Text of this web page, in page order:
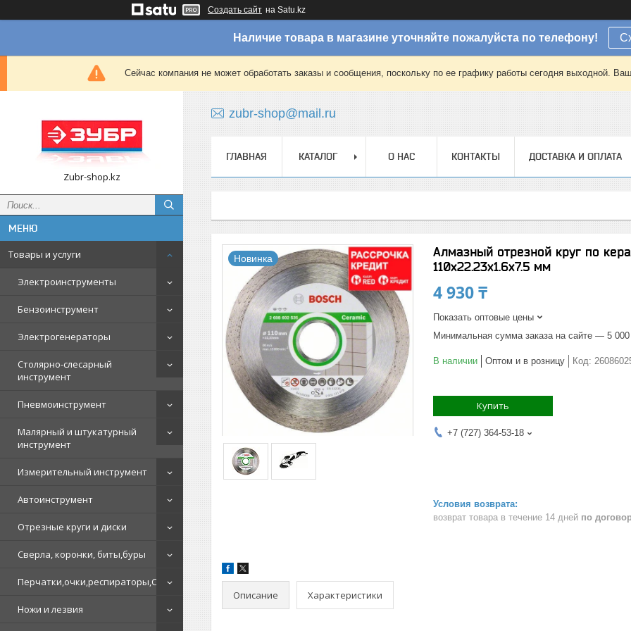
Создать сайт на Satu.kz
Наличие товара в магазине уточняйте пожалуйста по телефону!
Сейчас компания не может обработать заказы и сообщения, поскольку по ее графику работы сегодня выходной.
Zubr-shop.kz
Товары и услуги
Электроинструменты
Бензоинструмент
Электрогенераторы
Столярно-слесарный
инструмент
Пневмоинструмент
Малярный и штукатурный
инструмент
Измерительный инструмент
Автоинструмент
Отрезные круги и диски
Сверла, коронки, биты,буры
Перчатки,очки,респираторы,СИЗ
Ножи и лезвия
zubr-shop@mail.ru
ГЛАВНАЯ КАТАЛОГ О НАС КОНТАКТЫ ДОСТАВКА И ОПЛАТА
Новинка
Алмазный отрезной круг по
110x22.23x1.6x7.5 мм
4 930 ₸
Показать оптовые цены
Минимальная сумма заказа на сайте — 5
В наличии Оптом и в розницу Код:
Купить
+7 (727) 364-53-18
возврат товара в течение 14 дней по
Описание Характеристики